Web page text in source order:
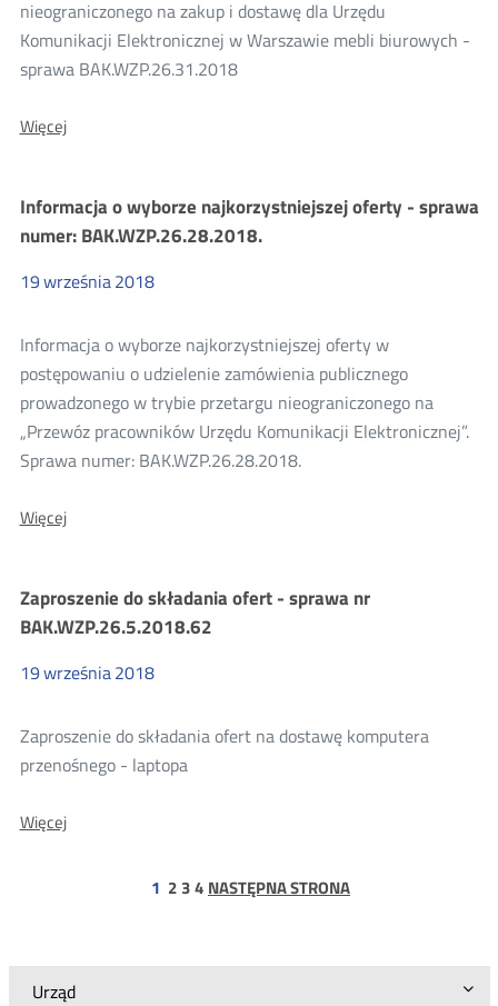
Urząd
nieograniczonego na zakup i dostawę dla Urzędu
Komunikacji Elektronicznej w Warszawie mebli biurowych -
sprawa BAK.WZP.26.31.2018
WięcejO:
najkorzystniejszej
oferty
-
BAK.WZP.26.31.2018
Informacja o wyborze najkorzystniejszej oferty - sprawa
numer: BAK.WZP.26.28.2018.
19września2018
Informacja o wyborze najkorzystniejszej oferty w
postępowaniu o udzielenie zamówienia publicznego
prowadzonego w trybie przetargu nieograniczonego na
„Przewóz pracowników Urzędu Komunikacji Elektronicznej”.
Sprawa numer: BAK.WZP.26.28.2018.
WięcejO:
najkorzystniejszej
oferty
-
numer:
Zaproszenie do składania ofert - sprawa nr
BAK.WZP.26.5.2018.62
19września2018
Zaproszenie do składania ofert na dostawę komputera
przenośnego - laptopa
WięcejO:
BAK.WZP.26.5.2018.62
1 strona
2 strona
3strona
4 NASTĘPNA STRONA